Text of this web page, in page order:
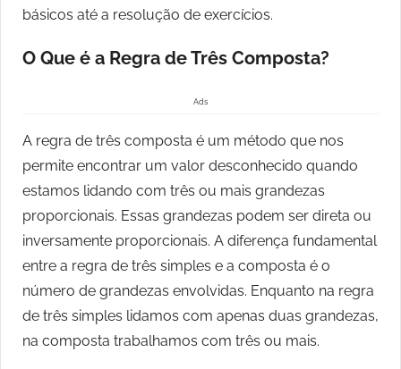
básicos até a resolução de exercícios.
O Que é a Regra de Três Composta?
Ads
A regra de três composta é um método que nos
permite encontrar um valor desconhecido quando
estamos lidando com três ou mais grandezas
proporcionais. Essas grandezas podem ser direta ou
inversamente proporcionais. A diferença fundamental
entre a regra de três simples e a composta é o
número de grandezas envolvidas. Enquanto na regra
de três simples lidamos com apenas duas grandezas,
na composta trabalhamos com três ou mais.